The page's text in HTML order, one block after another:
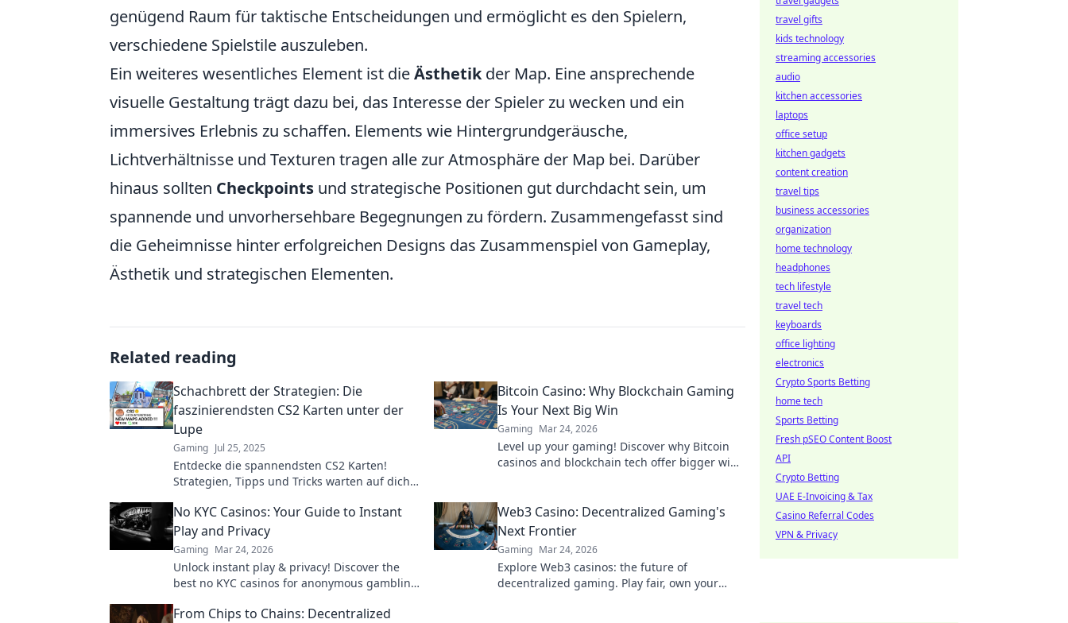
genügend Raum für taktische Entscheidungen und ermöglicht es den Spielern,
verschiedene Spielstile auszuleben.
Ein weiteres wesentliches Element ist dieÄsthetikder Map. Eine ansprechende
visuelle Gestaltung trägt dazu bei, das Interesse der Spieler zu wecken und ein
immersives Erlebnis zu schaffen. Elements wie Hintergrundgeräusche,
Lichtverhältnisse und Texturen tragen alle zur Atmosphäre der Map bei. Darüber
hinaus sollten Checkpoints und strategische Positionen gut durchdacht sein, um
spannende und unvorhersehbare Begegnungen zu fördern. Zusammengefasst sind
die Geheimnisse hinter erfolgreichen Designs das Zusammenspiel von Gameplay,
Ästhetik und strategischen Elementen.
Related reading
Schachbrett der Strategien: Die
faszinierendsten CS2 Karten unter der
Lupe
Gaming Jul 25, 2025
Entdecke die spannendsten CS2 Karten!
Strategien, Tipps und Tricks warten auf dich –
Strategien!
Bitcoin Casino: Why Blockchain Gaming
Is Your Next Big Win
Gaming Mar 24, 2026
Level up your gaming! Discover why Bitcoin
casinos and blockchain tech offer bigger wins
No KYC Casinos: Your Guide to Instant
Play and Privacy
Gaming Mar 24, 2026
Unlock instant play & privacy! Discover the
best no KYC casinos for anonymous gambling.
Web3 Casino: Decentralized Gaming's
Next Frontier
Gaming Mar 24, 2026
Explore Web3 casinos: the future of
decentralized gaming. Play fair, own your
From Chips to Chains: Decentralized
travel gifts
kids technology
streaming accessories
audio
kitchen accessories
laptops
office setup
kitchen gadgets
content creation
travel tips
business accessories
organization
home technology
headphones
tech lifestyle
travel tech
keyboards
office lighting
electronics
Crypto Sports Betting
home tech
Sports Betting
Fresh pSEO Content Boost
API
Crypto Betting
UAE E-Invoicing & Tax
Casino Referral Codes
VPN & Privacy